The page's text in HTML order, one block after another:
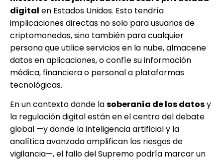
digital en Estados Unidos. Esto tendría
implicaciones directas no solo para usuarios de
criptomonedas, sino también para cualquier
persona que utilice servicios en la nube, almacene
datos en aplicaciones, o confíe su información
médica, financiera o personal a plataformas
tecnológicas.
En un contexto donde lasoberanía de los datosy
la regulación digital están en el centro del debate
global —y donde la inteligencia artificial y la
analítica avanzada amplifican los riesgos de
vigilancia—, el fallo del Supremo podría marcar un